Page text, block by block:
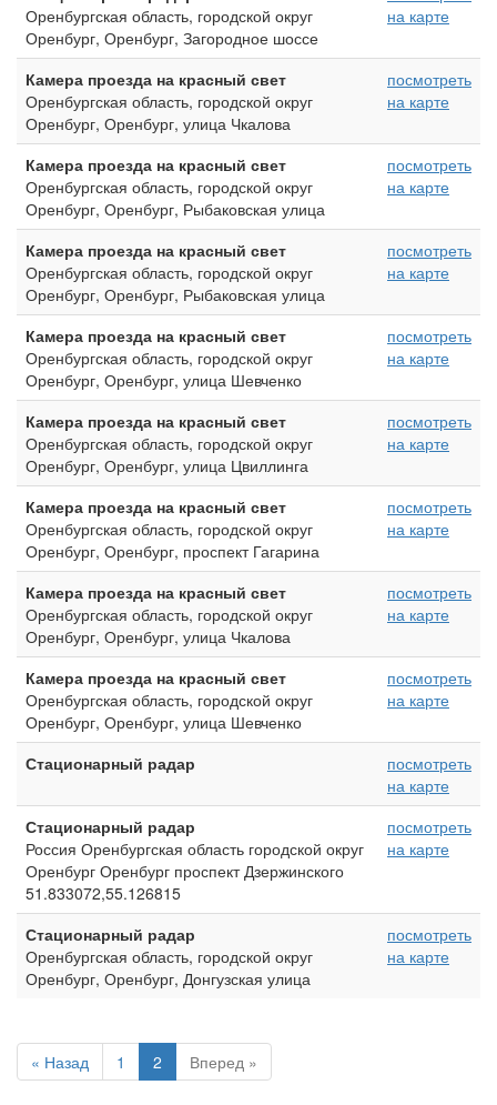
Оренбургская область, городской округ
Оренбург, Оренбург, Загородное шоссе
на карте
Камера проезда на красный свет
Оренбургская область, городской округ
Оренбург, Оренбург, улица Чкалова
посмотреть
на карте
Камера проезда на красный свет
Оренбургская область, городской округ
Оренбург, Оренбург, Рыбаковская улица
посмотреть
на карте
Камера проезда на красный свет
Оренбургская область, городской округ
Оренбург, Оренбург, Рыбаковская улица
посмотреть
на карте
Камера проезда на красный свет
Оренбургская область, городской округ
Оренбург, Оренбург, улица Шевченко
посмотреть
на карте
Камера проезда на красный свет
Оренбургская область, городской округ
Оренбург, Оренбург, улица Цвиллинга
посмотреть
на карте
Камера проезда на красный свет
Оренбургская область, городской округ
Оренбург, Оренбург, проспект Гагарина
посмотреть
на карте
Камера проезда на красный свет
Оренбургская область, городской округ
Оренбург, Оренбург, улица Чкалова
посмотреть
на карте
Камера проезда на красный свет
Оренбургская область, городской округ
Оренбург, Оренбург, улица Шевченко
посмотреть
на карте
Стационарный радар
посмотреть
на карте
Стационарный радар
Россия Оренбургская область городской округ
Оренбург Оренбург проспект Дзержинского
51.833072,55.126815
посмотреть
на карте
Стационарный радар
Оренбургская область, городской округ
Оренбург, Оренбург, Донгузская улица
посмотреть
на карте
« Назад 1 2 Вперед »